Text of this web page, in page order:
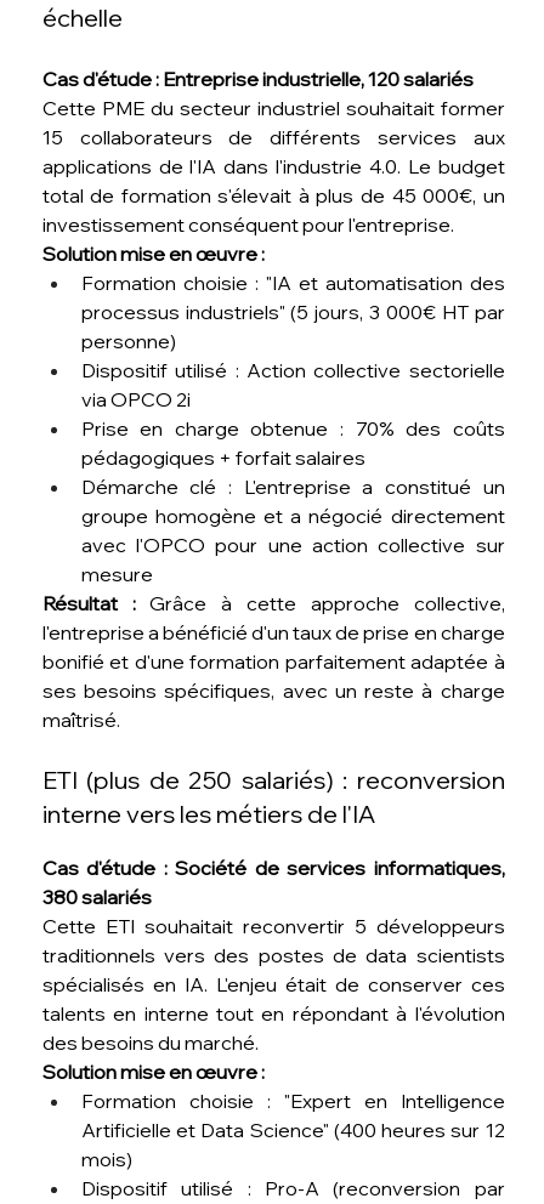
échelle
Cas d'étude : Entreprise industrielle, 120 salariés
Cette PME du secteur industriel souhaitait former
15 collaborateurs de différents services aux
applications de l'IA dans l'industrie 4.0. Le budget
total de formation s'élevait à plus de 45 000€, un
investissement conséquent pour l'entreprise.
Solution mise en œuvre :
Formation choisie : "IA et automatisation des
processus industriels" (5 jours, 3 000€ HT par
personne)
Dispositif utilisé : Action collective sectorielle
via OPCO 2i
Prise en charge obtenue : 70% des coûts
pédagogiques + forfait salaires
Démarche clé : L'entreprise a constitué un
groupe homogène et a négocié directement
avec l'OPCO pour une action collective sur
mesure
Résultat : Grâce à cette approche collective,
l'entreprise a bénéficié d'un taux de prise en charge
bonifié et d'une formation parfaitement adaptée à
ses besoins spécifiques, avec un reste à charge
maîtrisé.
ETI (plus de 250 salariés) : reconversion
interne vers les métiers de l'IA
Cas d'étude : Société de services informatiques,
380 salariés
Cette ETI souhaitait reconvertir 5 développeurs
traditionnels vers des postes de data scientists
spécialisés en IA. L'enjeu était de conserver ces
talents en interne tout en répondant à l'évolution
des besoins du marché.
Solution mise en œuvre :
Formation choisie : "Expert en Intelligence
Artificielle et Data Science" (400 heures sur 12
mois)
Dispositif utilisé : Pro-A (reconversion par